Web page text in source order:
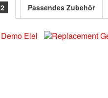
2 Passendes Zubehör